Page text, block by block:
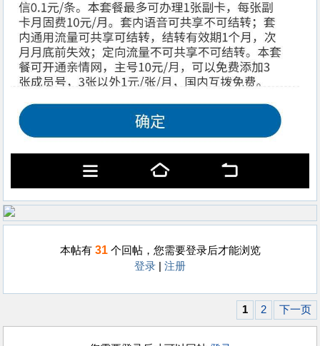
本帖有 31个回帖，您需要登录后才能浏览
登录
注册
1 2 下一页